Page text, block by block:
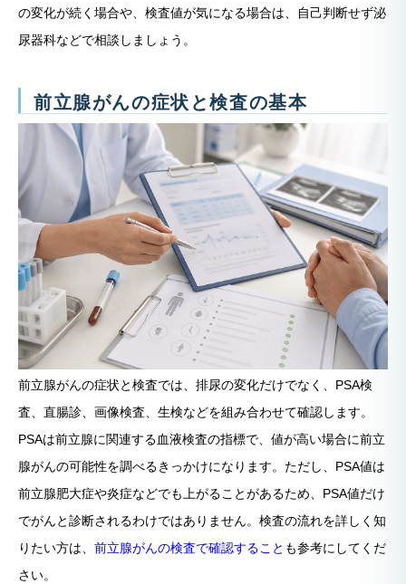
の変化が続く場合や、検査値が気になる場合は、自己判断せず泌
尿器科などで相談しましょう。
前立腺がんの症状と検査の基本
前立腺がんの症状と検査では、排尿の変化だけでなく、PSA検
査、直腸診、画像検査、生検などを組み合わせて確認します。
PSAは前立腺に関連する血液検査の指標で、値が高い場合に前立
腺がんの可能性を調べるきっかけになります。ただし、PSA値は
前立腺肥大症や炎症などでも上がることがあるため、PSA値だけ
でがんと診断されるわけではありません。検査の流れを詳しく知
りたい方は、 前立腺がんの検査で確認すること も参考にしてくだ
さい。